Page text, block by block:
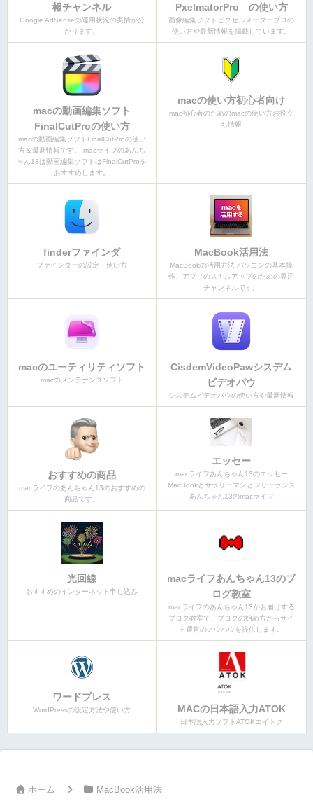
報チャンネル
Google AdSenseの運用状況の実情が分
かります。
PxelmatorPro の使い方
画像編集ソフトピクセルメータープロの
使い方や最新情報を掲載しています。
macの動画編集ソフト
FinalCutProの使い方
macの動画編集ソフトFinalCutProの使い
方＆最新情報です。 macライフのあんち
ゃん13は動画編集ソフトはFinalCutProを
おすすめします。
macの使い方初心者向け
mac初心者のためのmacの使い方お役立
ち情報
finderファインダ
ファインダーの設定・使い方
MacBook活用法
MacBookの活用方法 パソコンの基本操
作、アプリのスキルアップのための専用
チャンネルです。
macのユーティリティソフト
macのメンテナンスソフト
CisdemVideoPawシスデム
ビデオパウ
シスデムビデオパウの使い方や最新情報
おすすめの商品
macライフのあんちゃん13のおすすめの
商品です。
エッセー
macライフあんちゃん13のエッセー
MacBookとサラリーマンとフリーランス
あんちゃん13のmacライフ
光回線
おすすめのインターネット申し込み
macライフあんちゃん13のブ
ログ教室
macライフのあんちゃん13がお届けする
ブログ教室で、ブログの始め方からサイ
ト運営のノウハウを提供します。
ワードプレス
WordPressの設定方法や使い方 MACの日本語入力ATOK
日本語入力ソフトATOKエイトク
ホーム MacBook活用法